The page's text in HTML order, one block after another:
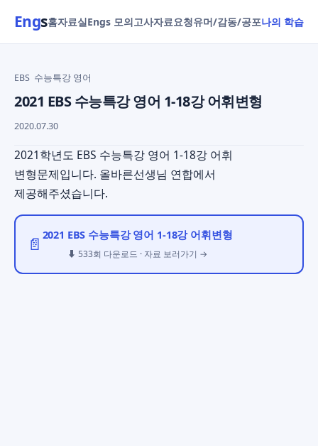
Engs홈자료실Engs 모의고사자료요청유머/감동/공포나의 학습
EBS 수능특강 영어
2021 EBS 수능특강 영어 1-18강 어휘변형
2020.07.30
2021학년도 EBS 수능특강 영어 1-18강 어휘
변형문제입니다. 올바른선생님 연합에서
제공해주셨습니다.
📄 2021 EBS 수능특강 영어 1-18강 어휘변형
⬇ 533회 다운로드 · 자료 보러가기 →